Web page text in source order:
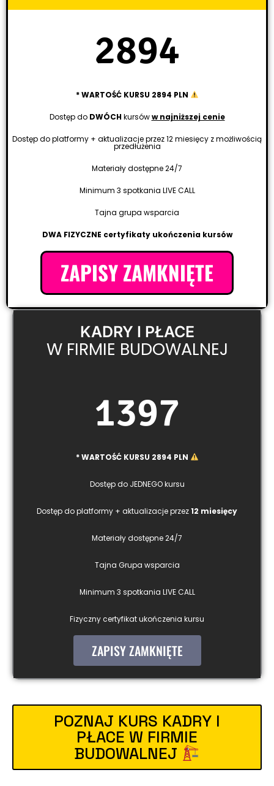
2894
* WARTOŚĆ KURSU 2894 PLN
Dostęp do DWÓCHkursóww najniższej cenie
Dostęp do platformy + aktualizacje przez 12 miesięcy z możliwością
przedłużenia
Materiały dostępne 24/7
Minimum 3 spotkania LIVE CALL
Tajna grupa wsparcia
DWA FIZYCZNE certyfikaty ukończenia kursów
ZAPISY ZAMKNIĘTE
KADRY I PŁACE
W FIRMIE BUDOWALNEJ
1397
* WARTOŚĆ KURSU 2894 PLN
Dostęp do JEDNEGO kursu
Dostęp do platformy + aktualizacje przez12 miesięcy
Materiały dostępne 24/7
Tajna Grupa wsparcia
Minimum 3 spotkania LIVE CALL
Fizyczny certyfikat ukończenia kursu
ZAPISY ZAMKNIĘTE
POZNAJ KURS KADRY I
PŁACE W FIRMIE
BUDOWALNEJ